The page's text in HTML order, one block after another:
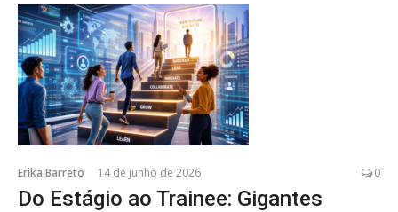
Erika Barreto 14 de junho de 2026 0
Do Estágio ao Trainee: Gigantes